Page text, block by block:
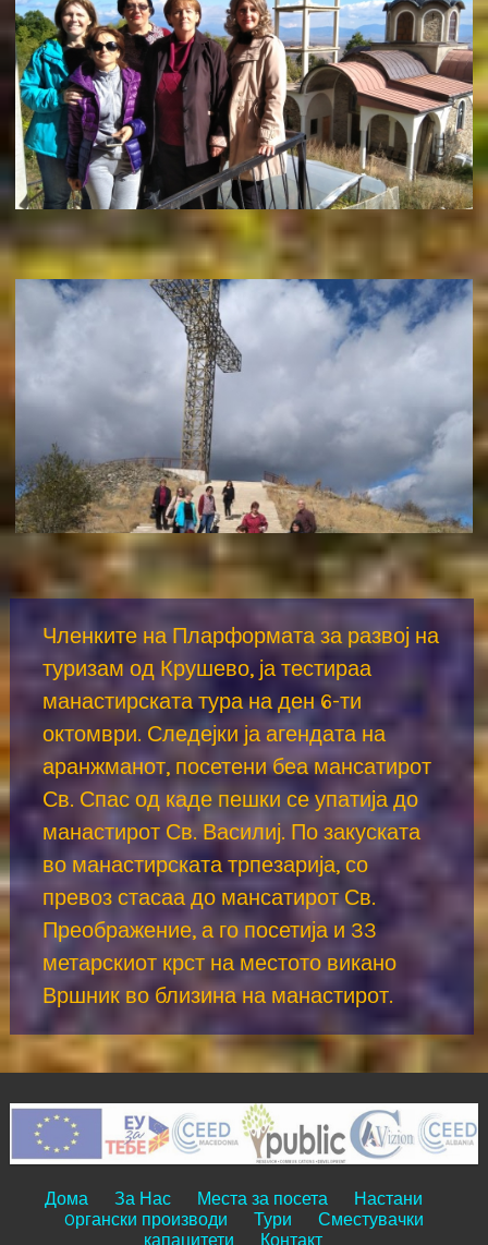
Членките на Пларформата за развој на
туризам од Крушево, ја тестираа
манастирската тура на ден 6-ти
октомври. Следејки ја агендата на
аранжманот, посетени беа мансатирот
Св. Спас од каде пешки се упатија до
манастирот Св. Василиј. По закуската
во манастирската трпезарија, со
превоз стасаа до мансатирот Св.
Преображение, а го посетија и 33
метарскиот крст на местото викано
Вршник во близина на манастирот.
Дома За Нас Места за посета
Настани
Oргански производи
Тури
Сместувачки
капацитети
Контакт